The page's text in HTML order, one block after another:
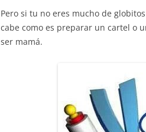
Pero si tu no eres mucho de
cabe como es preparar un cartel o
ser mamá.